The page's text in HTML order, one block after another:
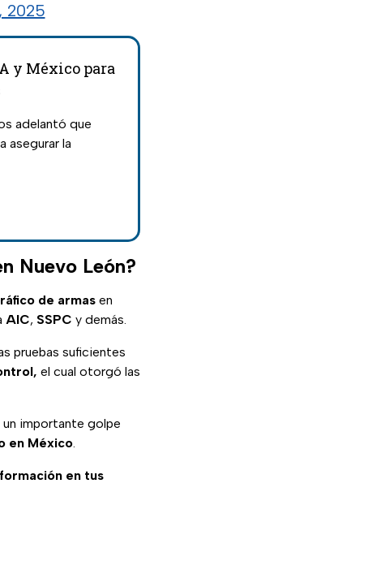
2025
y México para
adelantó que
asegurar la
Nuevo León?
de armas en
AIC, SSPC y demás.
pruebas suficientes
el cual otorgó las
importante golpe
en México.
en tus